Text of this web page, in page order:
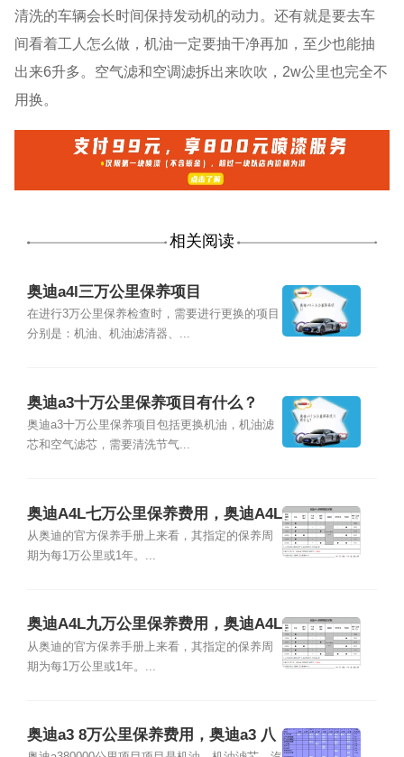
清洗的车辆会长时间保持发动机的动力。还有就是要去车
间看着工人怎么做，机油一定要抽干净再加，至少也能抽
出来6升多。空气滤和空调滤拆出来吹吹，2w公里也完全不
用换。
相关阅读
奥迪a4l三万公里保养项目
在进行3万公里保养检查时，需要进行更换的项目
分别是：机油、机油滤清器、...
奥迪a3十万公里保养项目有什么？
奥迪a3十万公里保养项目包括更换机油，机油滤
芯和空气滤芯，需要清洗节气...
奥迪A4L七万公里保养费用，奥迪A4L
7万公里保养项目
从奥迪的官方保养手册上来看，其指定的保养周
期为每1万公里或1年。...
奥迪A4L九万公里保养费用，奥迪A4L
9万公里保养项目
从奥迪的官方保养手册上来看，其指定的保养周
期为每1万公里或1年。...
奥迪a3 8万公里保养费用，奥迪a3 八